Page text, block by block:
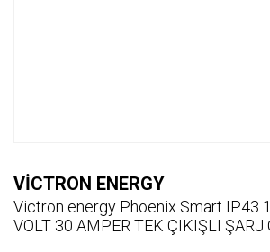
VİCTRON ENERGY
Victron energy Phoenix Smart IP43
VOLT 30 AMPER TEK ÇIKIŞLI